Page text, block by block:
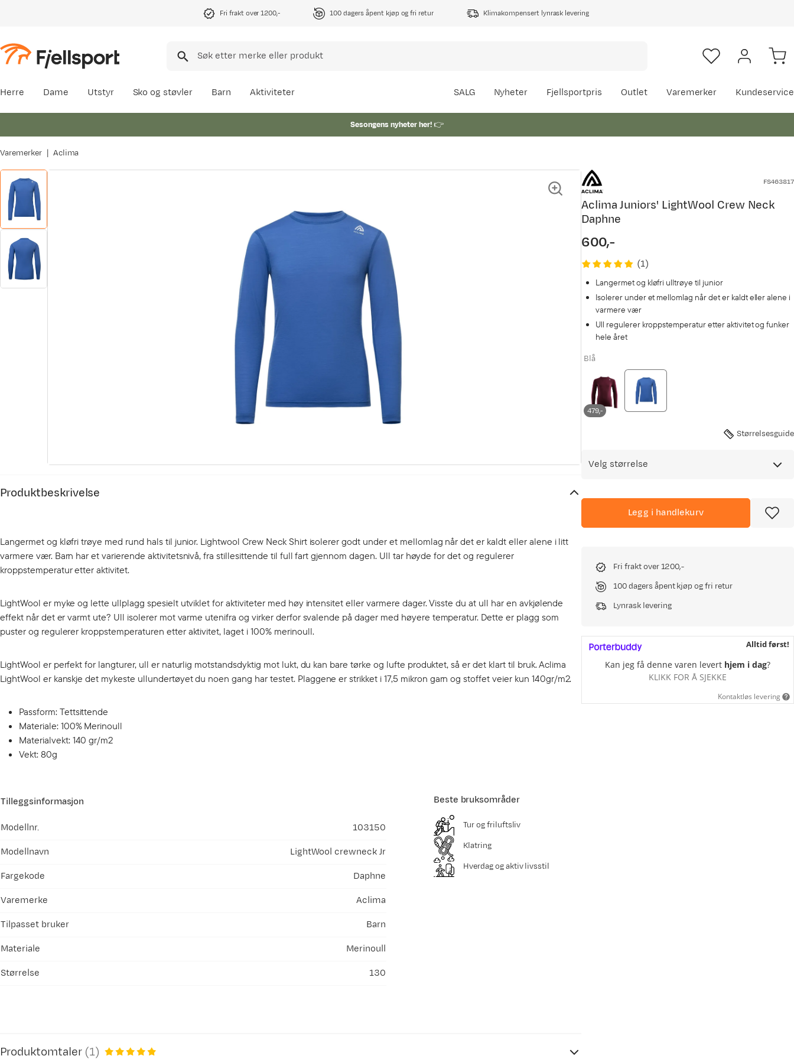
Fri frakt over 1200,- 100 dagers åpent kjøp og fri retur Klimakompensert lynrask levering
Herre Dame Utstyr Sko og støvler Barn Aktiviteter SALG Nyheter Fjellsportpris Outlet Varemerker Kundeservice
Sesongens nyheter her!👉
Varemerker Aclima
Produktbeskrivelse
Langermet og kløfri trøye med rund hals til junior. Lightwool Crew Neck Shirt isolerer godt under et mellomlag når det er kaldt eller alene i litt
varmere vær. Barn har et varierende aktivitetsnivå, fra stillesittende til full fart gjennom dagen. Ull tar høyde for det og regulerer
kroppstemperatur etter aktivitet.
LightWool er myke og lette ullplagg spesielt utviklet for aktiviteter med høy intensitet eller varmere dager. Visste du at ull har en avkjølende
effekt når det er varmt ute? Ull isolerer mot varme utenifra og virker derfor svalende på dager med høyere temperatur. Dette er plagg som
puster og regulerer kroppstemperaturen etter aktivitet, laget i 100% merinoull.
LightWool er perfekt for langturer, ull er naturlig motstandsdyktig mot lukt, du kan bare tørke og lufte produktet, så er det klart til bruk. Aclima
LightWool er kanskje det mykeste ullundertøyet du noen gang har testet. Plaggene er strikket i 17,5 mikron garn og stoffet veier kun 140gr/m2.
Passform: Tettsittende
Materiale: 100% Merinoull
Materialvekt: 140 gr/m2
Vekt: 80g
Tilleggsinformasjon
Modellnr.
103150
Modellnavn
LightWool crewneck Jr
Fargekode
Daphne
Varemerke
Aclima
Tilpasset bruker
Barn
Materiale
Merinoull
Størrelse
130
Beste bruksområder
Tur og friluftsliv
Klatring
Hverdag og aktiv livsstil
Produktomtaler (1)
FS463817
Aclima Juniors' LightWool Crew Neck
Daphne
price
600,-
(1)
Langermet og kløfri ulltrøye til junior
Isolerer under et mellomlag når det er kaldt eller alene i
varmere vær
Ull regulerer kroppstemperatur etter aktivitet og funker
hele året
Blå
479,-
Størrelsesguide
Velg størrelse
Legg i handlekurv
Fri frakt over 1200,-
100 dagers åpent kjøp og fri retur
Lynrask levering
Alltid først!
Kan jeg få denne varen levert hjem i dag?
KLIKK FOR Å SJEKKE
Kontaktløs levering